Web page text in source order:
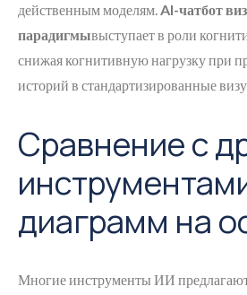
действенным моделям.AI-чатбот
парадигмывыступает в роли
снижая когнитивную нагрузку при
историй в стандартизированные
Сравнение с
диаграмм на
Многие инструменты ИИ